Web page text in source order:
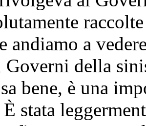
andiamo a
della
bene, è una
stata